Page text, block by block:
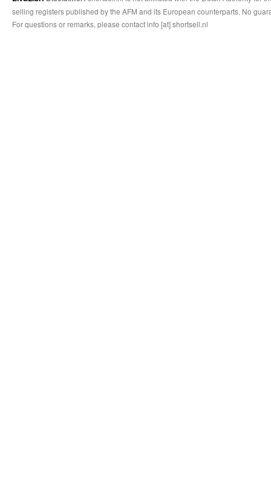
selling registers published by the AFM and its European counterparts. No
For questions or remarks, please contact info [at] shortsell.nl